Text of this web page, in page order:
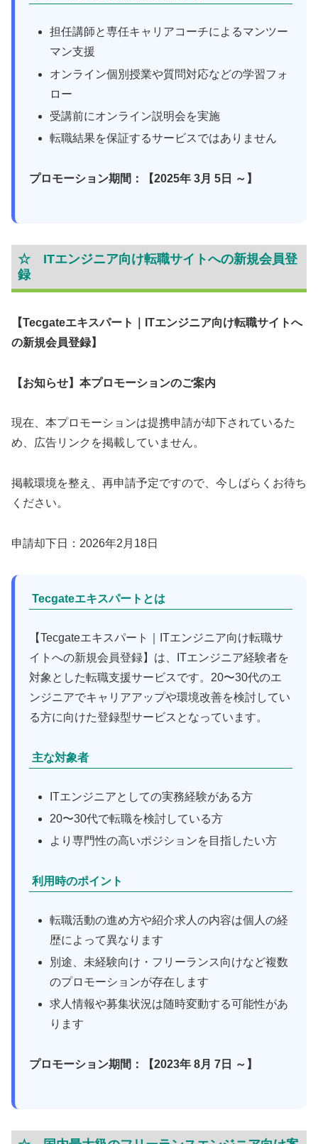
担任講師と専任キャリアコーチによるマンツー
マン支援
オンライン個別授業や質問対応などの学習フォ
ロー
受講前にオンライン説明会を実施
転職結果を保証するサービスではありません
プロモーション期間：【2025年 3月 5日 ～】
☆ ITエンジニア向け転職サイトへの新規会員登
録
【Tecgateエキスパート｜ITエンジニア向け転職サイトへ
の新規会員登録】
【お知らせ】本プロモーションのご案内
現在、本プロモーションは提携申請が却下されているた
め、広告リンクを掲載していません。
掲載環境を整え、再申請予定ですので、今しばらくお待ち
ください。
申請却下日：2026年2月18日
Tecgateエキスパートとは
【Tecgateエキスパート｜ITエンジニア向け転職サ
イトへの新規会員登録】は、ITエンジニア経験者を
対象とした転職支援サービスです。20〜30代のエ
ンジニアでキャリアアップや環境改善を検討してい
る方に向けた登録型サービスとなっています。
主な対象者
ITエンジニアとしての実務経験がある方
20〜30代で転職を検討している方
より専門性の高いポジションを目指したい方
利用時のポイント
転職活動の進め方や紹介求人の内容は個人の経
歴によって異なります
別途、未経験向け・フリーランス向けなど複数
のプロモーションが存在します
求人情報や募集状況は随時変動する可能性があ
ります
プロモーション期間：【2023年 8月 7日 ～】